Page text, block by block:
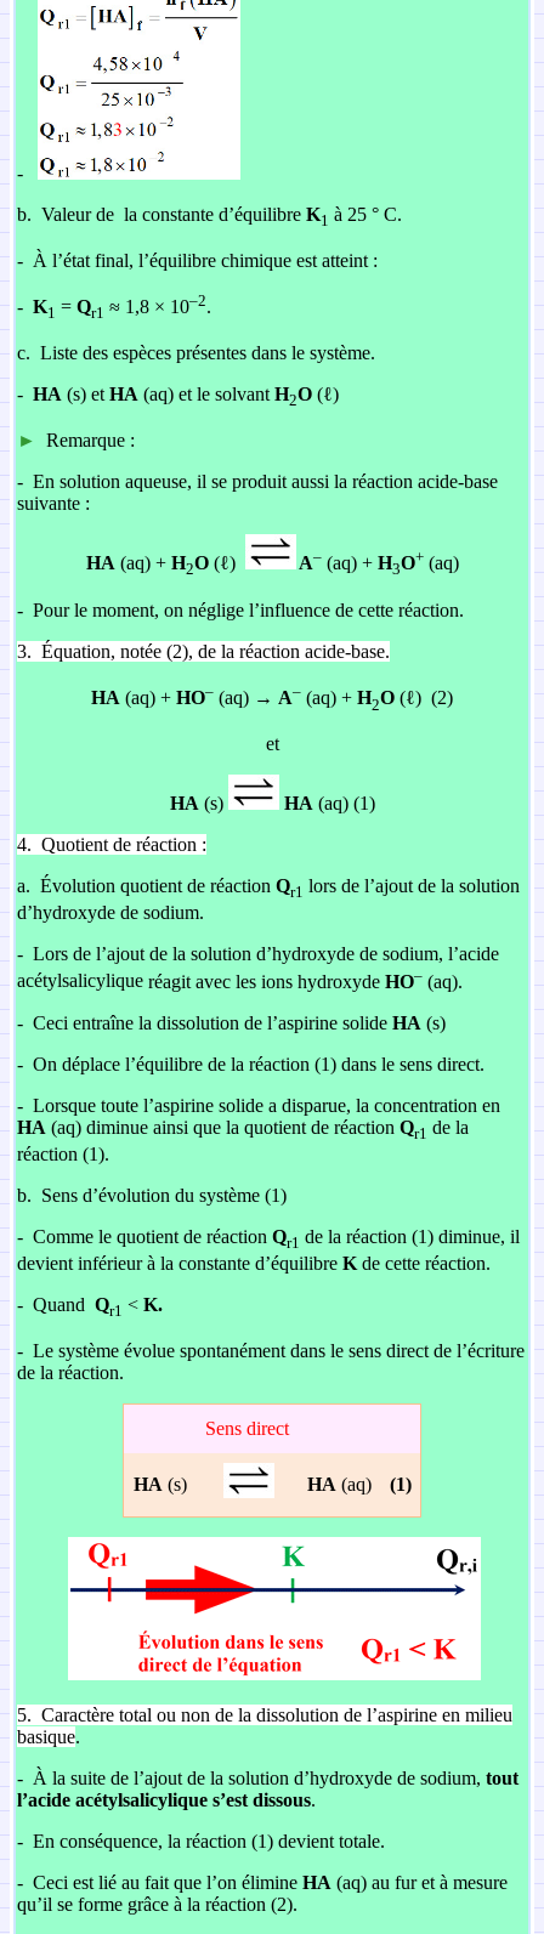
-
b. Valeur de la constante d’équilibre K1 à 25 ° C.
- À l’état final, l’équilibre chimique est atteint :
- K1 = Qr1 ≈ 1,8 × 10–2.
c. Liste des espèces présentes dans le système.
- HA (s) et HA (aq) et le solvant H2O (ℓ)
►
Remarque :
- En solution aqueuse, il se produit aussi la réaction acide-base
suivante :
HA(aq) + H2O(ℓ) A–(aq) + H3O+(aq)
- Pour le moment, on néglige l’influence de cette réaction.
3. Équation, notée (2), de la réaction acide-base.
HA (aq) + HO– (aq) → A– (aq) + H2O (ℓ) (2)
et
HA (s) HA (aq) (1)
4. Quotient de réaction :
a. Évolution quotient de réaction Qr1 lors de l’ajout de la solution
d’hydroxyde de sodium.
- Lors de l’ajout de la solution d’hydroxyde de sodium, l’acide
acétylsalicylique réagit avec les ions hydroxyde HO– (aq).
- Ceci entraîne la dissolution de l’aspirine solide HA (s)
- On déplace l’équilibre de la réaction (1) dans le sens direct.
- Lorsque toute l’aspirine solide a disparue, la concentration en
HA (aq) diminue ainsi que la quotient de réaction Qr1 de la
réaction (1).
b. Sens d’évolution du système (1)
- Comme le quotient de réaction Qr1 de la réaction (1) diminue, il
devient inférieurà la constante d’équilibre K de cette réaction.
- Quand Qr1 < K.
- Le système évolue spontanément dans le sens direct de l’écriture
de la réaction.
Sens direct
HA (s) HA (aq) (1)
5. Caractère total ou non de la dissolution de l’aspirine en milieu
basique.
- À la suite de l’ajout de la solution d’hydroxyde de sodium, tout
l’acide acétylsalicylique s’est dissous.
- En conséquence, la réaction (1) devient totale.
- Ceci est lié au fait que l’on élimine HA (aq) au fur et à mesure
qu’il se forme grâce à la réaction (2).